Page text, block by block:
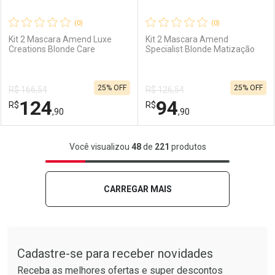
Comprar sem Desconto
Por R$ 44,90/cada
Comprar sem Desconto
Por R$ 44,90/cada
Comprar sem Desconto
Por R$ 24,90/cada
Comprar sem Desconto
Por R$ 24,90/cada
(0)
Kit 2 Mascara Amend Luxe
Creations Blonde Care
R$ 166,54
R$124,90
25% OFF
FECHAR
Laboratório
FECHAR
Por Menos
(0)
Kit 2 Mascara Amend
Specialist Blonde Matização
R$ 126,54
R$94,90
25% OFF
Laboratório
Por Menos
Você visualizou 48de 221 produtos
CARREGAR MAIS
Cadastre-se para receber novidades
Receba as melhores ofertas e super descontos